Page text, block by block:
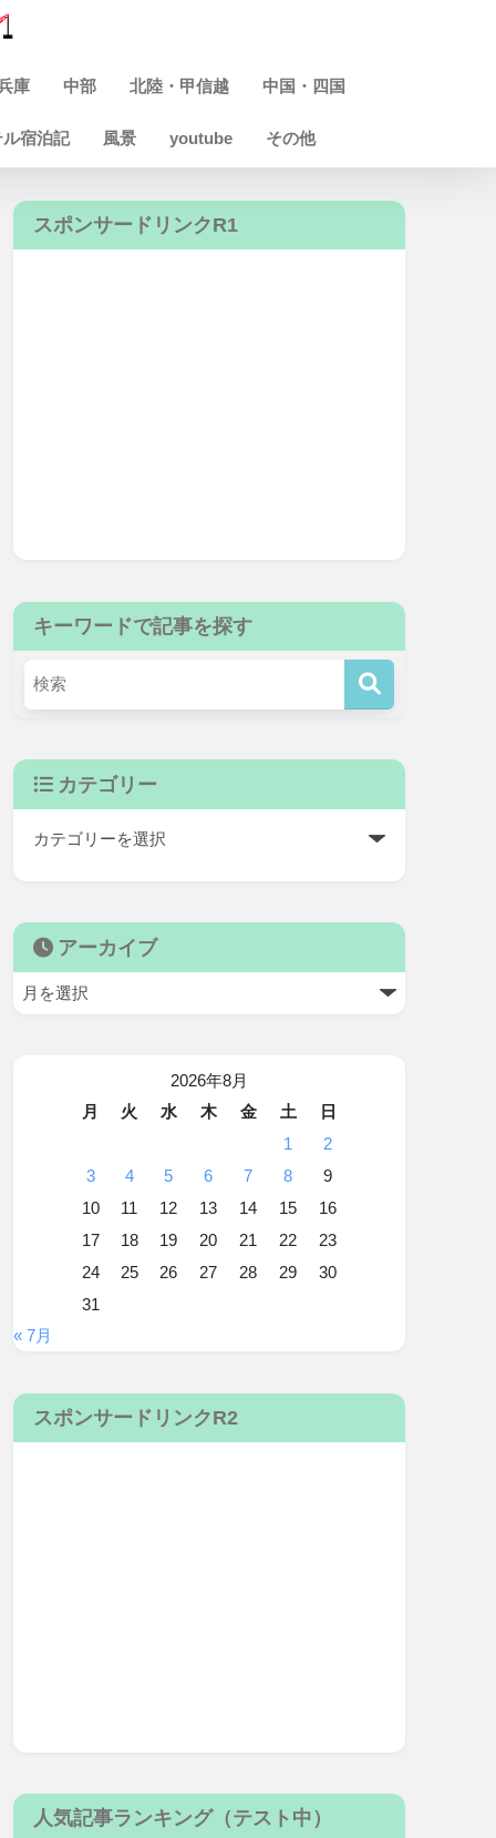
庫 中部 北陸・甲信越 中国・四国
宿泊記 風景 youtube その他
スポンサードリンクR1
キーワードで記事を探す
カテゴリー
アーカイブ
2026年8月
月
火 水 木 金 土
日
1
2
3
4 5 6 7 8
9
10
11 12 13 14 15
16
17
18 19 20 21 22
23
24
25 26 27 28 29
30
31
« 7月
スポンサードリンクR2
人気記事ランキング（テスト中）